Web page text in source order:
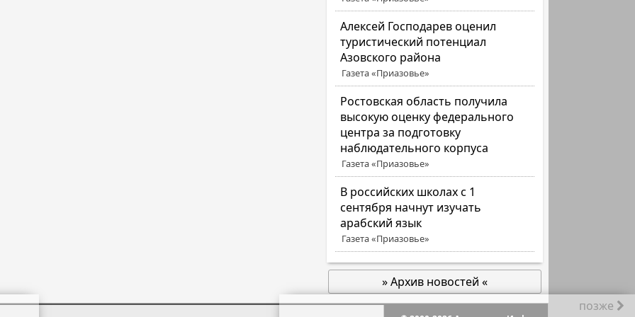
Алексей Господарев оценил
туристический потенциал
Азовского района
Газета «Приазовье»
Ростовская область получила
высокую оценку федерального
центра за подготовку
наблюдательного корпуса
Газета «Приазовье»
В российских школах с 1
сентября начнут изучать
арабский язык
Газета «Приазовье»
» Архив новостей «
позже